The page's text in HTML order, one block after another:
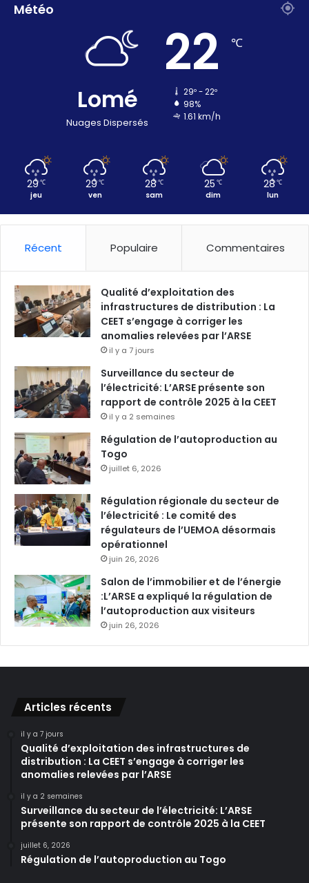
Météo
Lomé
Nuages Dispersés
22 ℃
29º - 22º
98%
1.61 km/h
29℃
jeu
29℃
ven
28 ℃
sam
25 ℃
dim
28 ℃
lun
Récent Populaire Commentaires
Qualité d’exploitation des
infrastructures de distribution : La
CEET s’engage à corriger les
anomalies relevées par l’ARSE
il y a 7 jours
Surveillance du secteur de
l’électricité: L’ARSE présente son
rapport de contrôle 2025 à la CEET
il y a 2 semaines
Régulation de l’autoproduction au
Togo
juillet 6, 2026
Régulation régionale du secteur de
l’électricité : Le comité des
régulateurs de l’UEMOA désormais
opérationnel
juin 26, 2026
Salon de l’immobilier et de l’énergie
:L’ARSE a expliqué la régulation de
l’autoproduction aux visiteurs
juin 26, 2026
Articles récents
il y a 7 jours
Qualité d’exploitation des infrastructures de
distribution : La CEET s’engage à corriger les
anomalies relevées par l’ARSE
il y a 2 semaines
Surveillance du secteur de l’électricité: L’ARSE
présente son rapport de contrôle 2025 à la CEET
juillet 6, 2026
Régulation de l’autoproduction au Togo